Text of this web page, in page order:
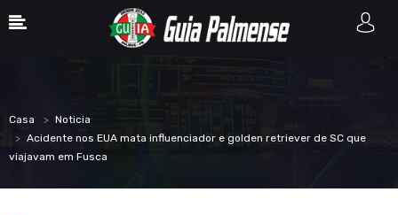
Casa
Noticia
Acidente nos EUA mata influenciador e golden retriever de SC que
viajavam em Fusca